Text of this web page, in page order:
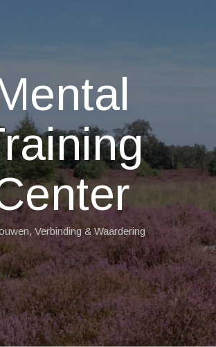
Verbinding & Waardering